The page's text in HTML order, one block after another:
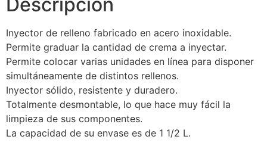
Inyector de relleno fabricado en acero inoxidable.
Permite graduar la cantidad de crema a inyectar.
Permite colocar varias unidades en línea para disponer
simultáneamente de distintos rellenos.
Inyector sólido, resistente y duradero.
Totalmente desmontable, lo que hace muy fácil la
limpieza de sus componentes.
La capacidad de su envase es de 1 1/2 L.